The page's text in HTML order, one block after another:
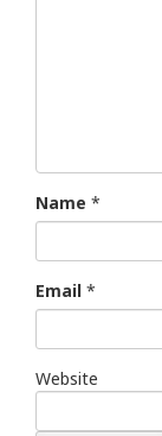
Name *
Email *
Website